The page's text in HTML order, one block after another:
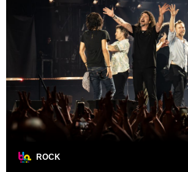
ROCK